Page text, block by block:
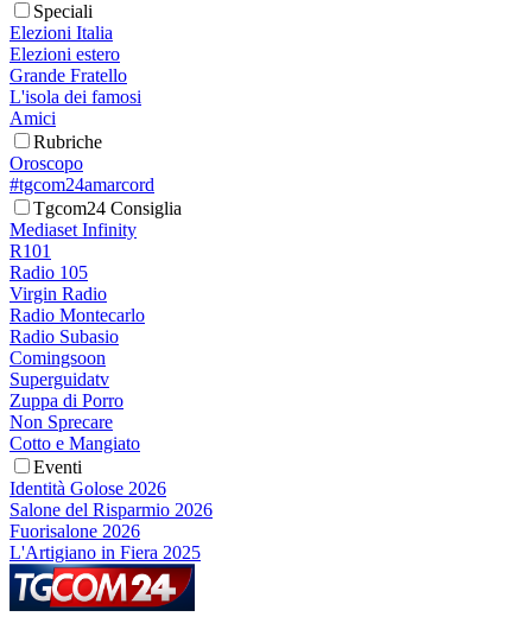
Speciali
Elezioni Italia
Elezioni estero
Grande Fratello
L'isola dei famosi
Amici
Rubriche
Oroscopo
#tgcom24amarcord
Tgcom24 Consiglia
Mediaset Infinity
R101
Radio 105
Virgin Radio
Radio Montecarlo
Radio Subasio
Comingsoon
Superguidatv
Zuppa di Porro
Non Sprecare
Cotto e Mangiato
Eventi
Identità Golose 2026
Salone del Risparmio 2026
Fuorisalone 2026
L'Artigiano in Fiera 2025